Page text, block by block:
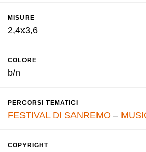
MISURE
2,4x3,6
COLORE
b/n
PERCORSI TEMATICI
FESTIVAL DI SANREMO –
COPYRIGHT